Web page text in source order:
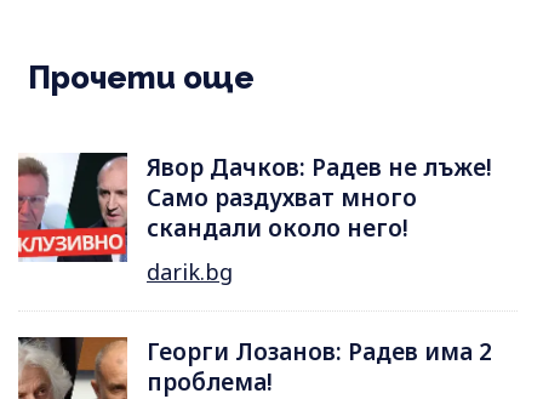
Прочети още
Явор Дачков: Радев не лъже!
Само раздухват много
скандали около него!
darik.bg
Георги Лозанов: Радев има 2
проблема!